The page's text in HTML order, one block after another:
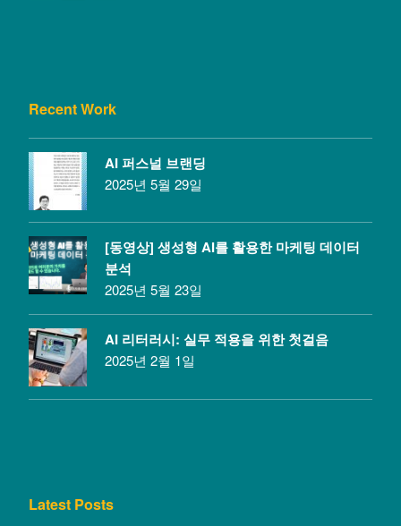
Recent Work
AI 퍼스널 브랜딩
2025년 5월 29일
[동영상] 생성형 AI를 활용한 마케팅 데이터
분석
2025년 5월 23일
AI 리터러시: 실무 적용을 위한 첫걸음
2025년 2월 1일
Latest Posts